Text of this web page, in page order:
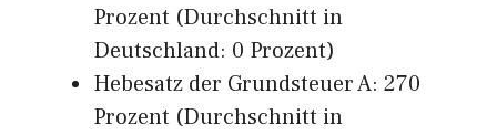
Prozent (Durchschnitt in
Deutschland: 0 Prozent)
Hebesatz der Grundsteuer A: 270
Prozent (Durchschnitt in